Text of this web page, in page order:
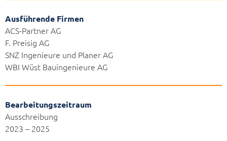
Ausführende Firmen
ACS-Partner AG
F. Preisig AG
SNZ Ingenieure und Planer AG
WBI Wüst Bauingenieure AG
Bearbeitungszeitraum
Ausschreibung
2023 – 2025